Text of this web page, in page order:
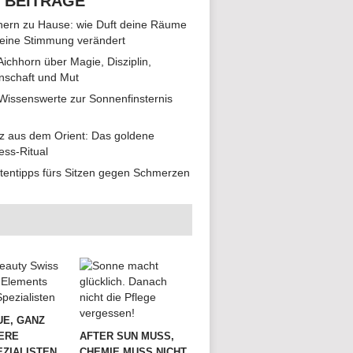
zu Hause: wie Duft deine Räume
Stimmung verändert
über Magie, Disziplin,
und Mut
zur Sonnenfinsternis
aus dem Orient: Das goldene
Ritual
fürs Sitzen gegen Schmerzen
GANZ
AFTER SUN MUSS,